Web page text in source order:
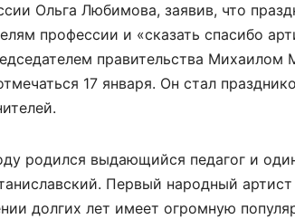
Ольга Любимова, заявив, что
профессии и «сказать спасибо
правительства
17 января. Он стал
родился выдающийся педагог и
Первый народный
долгих лет имеет огромную